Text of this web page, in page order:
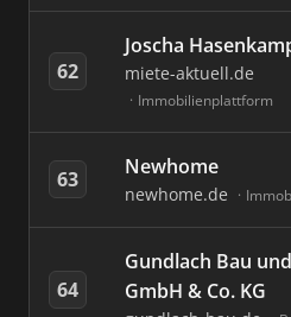
62
Joscha
miete-aktuell.de
Immobilienplattform
63 Newhome
newhome.de
64
Gundlach Bau
GmbH & Co. KG